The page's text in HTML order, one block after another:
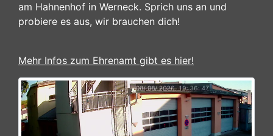
am Hahnenhof in Werneck. Sprich uns an und
probiere es aus, wir brauchen dich!
Mehr Infos zum Ehrenamt gibt es hier!